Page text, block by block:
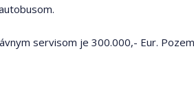
servisom je 300.000,- Eur.